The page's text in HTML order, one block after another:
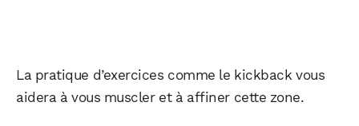
La pratique d’exercices comme le kickback vous
aidera à vous muscler et à affiner cette zone.